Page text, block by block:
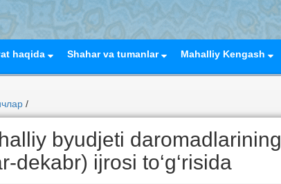
haqida Shahar va tumanlar Mahalliy Kengash
/
byudjeti daromadlarining
dekabr) ijrosi to‘g‘risida